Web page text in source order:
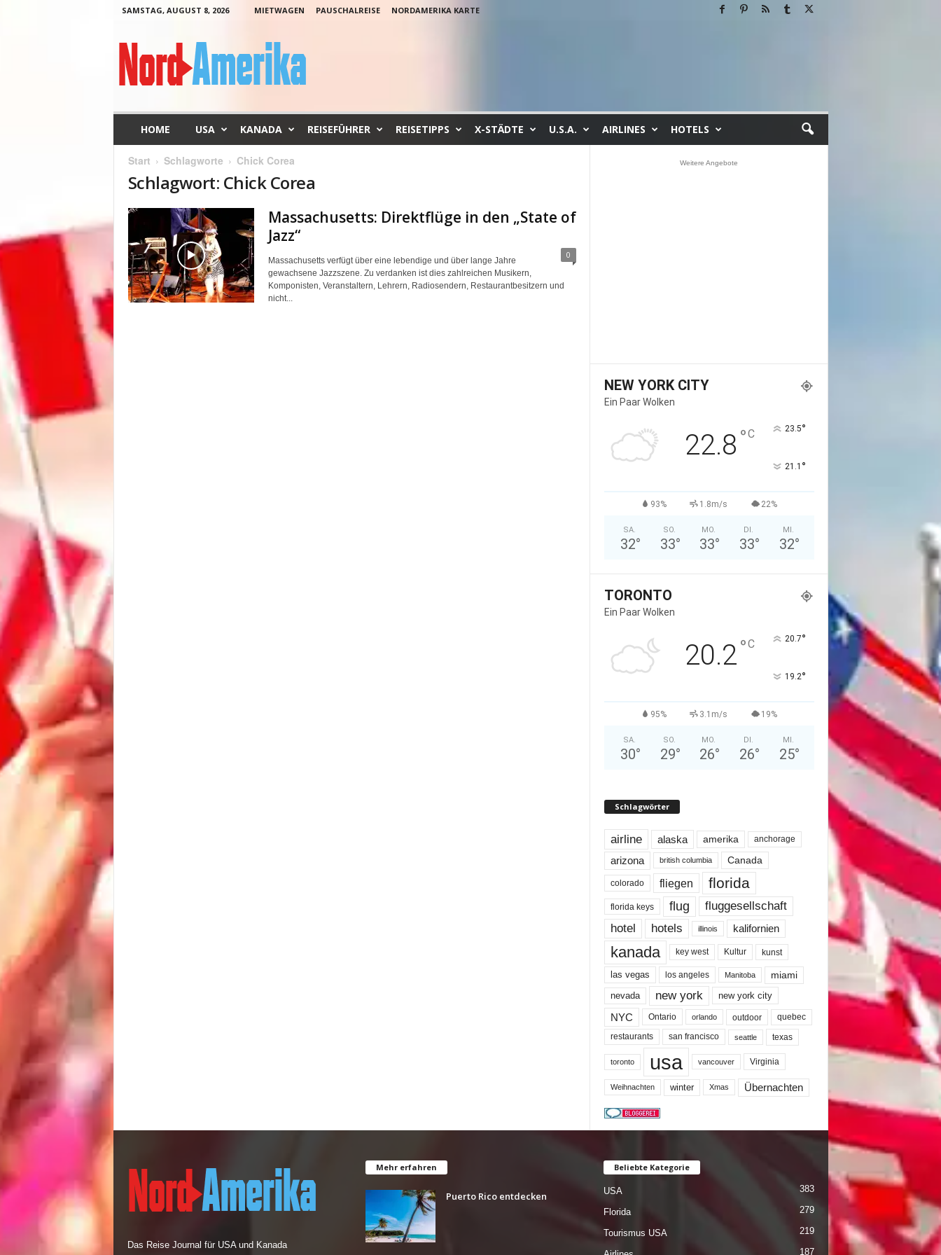
SAMSTAG, AUGUST 8, 2026 MIETWAGEN PAUSCHALREISE NORDAMERIKA KARTE
HOME USA KANADA REISEFÜHRER REISETIPPS X-STÄDTE U.S.A. AIRLINES HOTELS
Start Schlagworte Chick Corea
Schlagwort: Chick Corea
Massachusetts: Direktflüge in den „State of
Jazz“
0
Massachusetts verfügt über eine lebendige und über lange Jahre
gewachsene Jazzszene. Zu verdanken ist dies zahlreichen Musikern,
Komponisten, Veranstaltern, Lehrern, Radiosendern, Restaurantbesitzern und
nicht...
Weitere Angebote
NEW YORK CITY
Ein Paar Wolken
22.8 °C 23.5°
21.1 °
93% 1.8m/s 22%
SA.
32°
SO.
33°
MO.
33°
DI.
33°
MI.
32°
TORONTO
Ein Paar Wolken
20.2°C 20.7°
19.2°
95% 3.1m/s 19%
SA.
30°
SO.
29°
MO.
26°
DI.
26°
MI.
25°
Schlagwörter
airline alaska amerika anchorage
arizona british columbia Canada
colorado fliegen florida
florida keys flug
fluggesellschaft
hotel
hotels illinois kalifornien
kanada key west Kultur kunst
las vegas los angeles Manitoba miami
nevada new york new york city
NYC Ontario orlando outdoor quebec
restaurants san francisco seattle texas
toronto usa vancouver Virginia
Weihnachten winter Xmas Übernachten
Das Reise Journal für USA und Kanada
Mehr erfahren
Puerto Rico entdecken
Beliebte Kategorie
USA 383
Florida 279
Tourismus USA 219
187